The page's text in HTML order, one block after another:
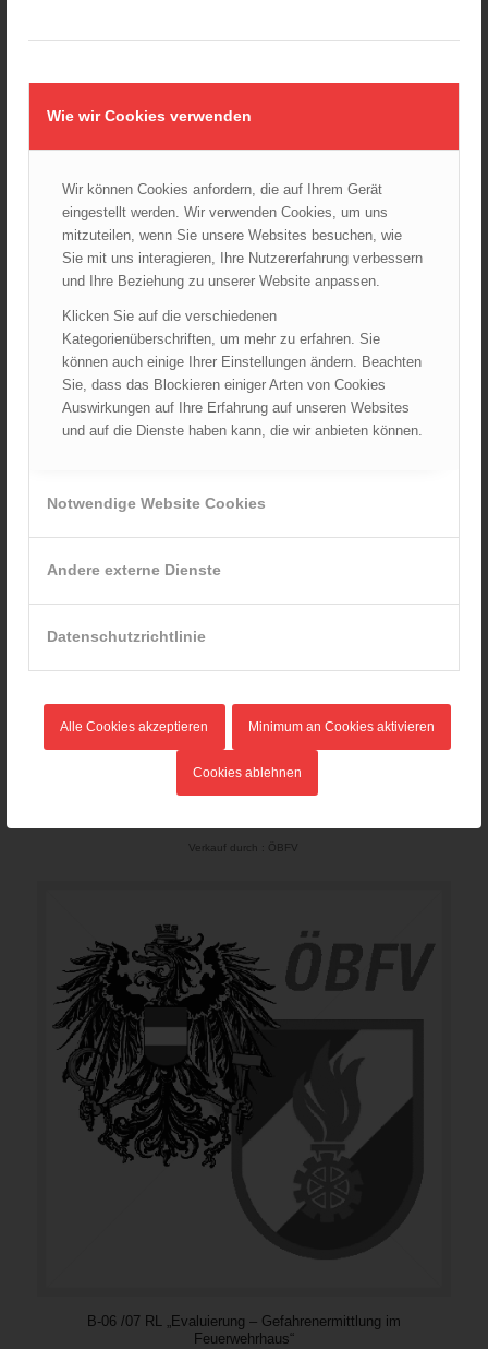
Wie wir Cookies verwenden
Wir können Cookies anfordern, die auf Ihrem Gerät
eingestellt werden. Wir verwenden Cookies, um uns
mitzuteilen, wenn Sie unsere Websites besuchen, wie
Sie mit uns interagieren, Ihre Nutzererfahrung verbessern
und Ihre Beziehung zu unserer Website anpassen.
Klicken Sie auf die verschiedenen
Kategorienüberschriften, um mehr zu erfahren. Sie
können auch einige Ihrer Einstellungen ändern. Beachten
Sie, dass das Blockieren einiger Arten von Cookies
Auswirkungen auf Ihre Erfahrung auf unseren Websites
und auf die Dienste haben kann, die wir anbieten können.
Notwendige Website Cookies
Andere externe Dienste
Datenschutzrichtlinie
Alle Cookies akzeptieren Minimum an Cookies aktivieren
Cookies ablehnen
E-05 /09 Infoblatt „Chlor“
0,00€
B-13 /06 RL „Beurteilungskriterien f. Tanklöschfahrzeuge im
Verkauf durch : ÖBFV
B-06 /07 RL „Evaluierung – Gefahrenermittlung im
Feuerwehrhaus“